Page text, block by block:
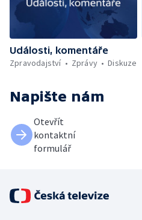
Události, komentáře
Zpravodajství
Zprávy Diskuze
Napište nám
Otevřít
kontaktní
formulář